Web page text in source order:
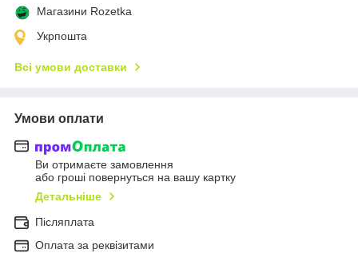
Магазини Rozetka
Укрпошта
Всі умови доставки
Умови оплати
Ви отримаєте замовлення
або гроші повернуться на вашу картку
Детальніше
Післяплата
Оплата за реквізитами